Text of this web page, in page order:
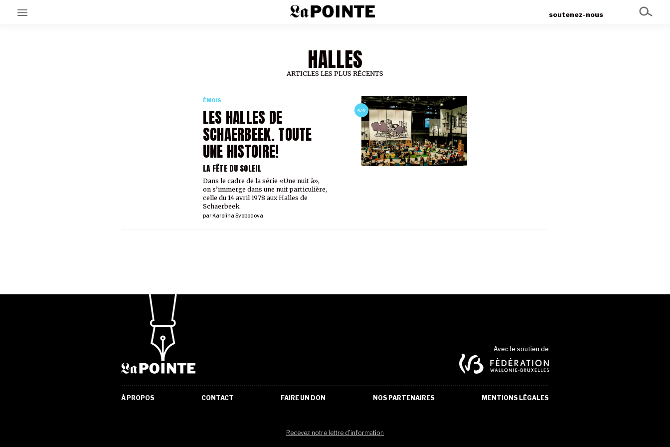
soutenez-nous
HALLES
ARTICLES LES PLUS RÉCENTS
4/4
LES HALLES DE
SCHAERBEEK. TOUTE
UNE HISTOIRE!
LA FÊTE DU SOLEIL
ÉMOIS
par Karolina Svobodova
Dans le cadre de la série «Une nuit à»,
on s’immerge dans une nuit particulière,
celle du 14 avril 1978 aux Halles de
Schaerbeek.
Avec le soutien de
À PROPOS CONTACT FAIRE UN DON NOS PARTENAIRES MENTIONS LÉGALES
Recevez notre lettre d'information